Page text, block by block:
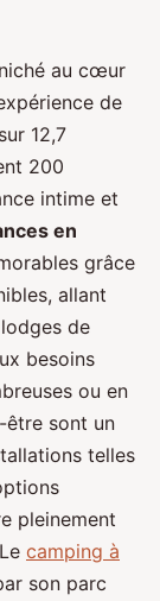
au cœur
de
12,7
200
intime et
en
grâce
allant
de
besoins
ou en
être sont un
telles
pleinement
camping à
son parc